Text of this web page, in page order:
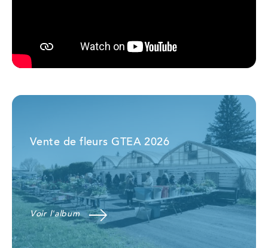
Vente de fleurs GTEA 2026
Voir l'album